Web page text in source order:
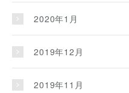
2020年1月
2019年12月
2019年11月